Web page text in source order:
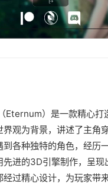
Eternum）是一款精心打
观为背景，讲述了主角
各种独特的角色，经历
先进的3D引擎制作，呈现
过精心设计，为玩家带